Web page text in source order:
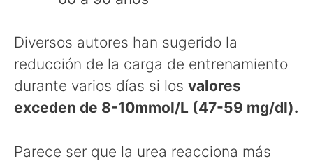
Diversos autores han sugerido la
reducción de la carga de entrenamiento
durante varios días si los valores
exceden de 8-10mmol/L (47-59 mg/dl).
Parece ser que la urea reacciona más